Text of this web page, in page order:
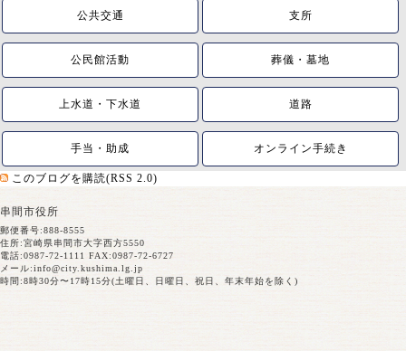
公共交通 支所
公民館活動 葬儀・墓地
上水道・下水道 道路
手当・助成 オンライン手続き
このブログを購読(RSS 2.0)
串間市役所
郵便番号:888-8555
住所:宮崎県串間市大字西方5550
電話:0987-72-1111 FAX:0987-72-6727
メール:info@city.kushima.lg.jp
時間:8時30分〜17時15分(土曜日、日曜日、祝日、年末年始を除く)